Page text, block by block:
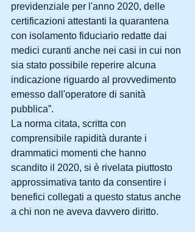
previdenziale per l'anno 2020, delle
certificazioni attestanti la quarantena
con isolamento fiduciario redatte dai
medici curanti anche nei casi in cui non
sia stato possibile reperire alcuna
indicazione riguardo al provvedimento
emesso dall'operatore di sanità
pubblica”.
La norma citata, scritta con
comprensibile rapidità durante i
drammatici momenti che hanno
scandito il 2020, si è rivelata piuttosto
approssimativa tanto da consentire i
benefici collegati a questo status anche
a chi non ne aveva davvero diritto.